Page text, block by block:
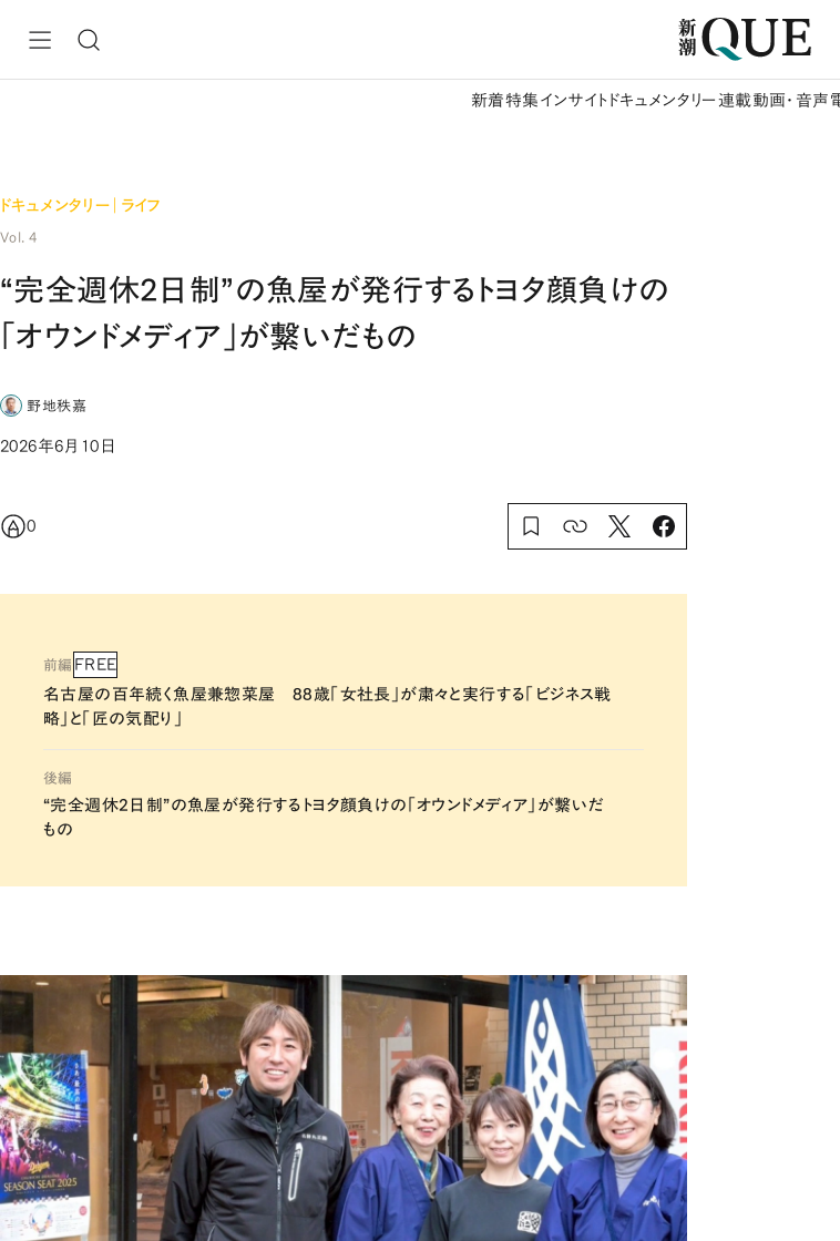
新着特集 インサイト ドキュメンタリー 連載動画・音声
ドキュメンタリー｜ライフ
Vol. 4
“完全週休2日制”の魚屋が発行するトヨタ顔負けの
「オウンドメディア」が繋いだもの
野地秩嘉
2026年6月10日
0
前編 FREE
名古屋の百年続く魚屋兼惣菜屋 88歳「女社長」が粛々と実行する「ビジネス戦
略」と「匠の気配り」
後編
“完全週休2日制”の魚屋が発行するトヨタ顔負けの「オウンドメディア」が繋いだ
もの